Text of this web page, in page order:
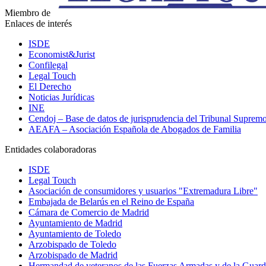
Miembro de
Enlaces de interés
ISDE
Economist&Jurist
Confilegal
Legal Touch
El Derecho
Noticias Jurídicas
INE
Cendoj – Base de datos de jurisprudencia del Tribunal
AEAFA – Asociación Española de Abogados de Familia
Entidades colaboradoras
ISDE
Legal Touch
Asociación de consumidores y usuarios "Extremadura Libre"
Embajada de Belarús en el Reino de España
Cámara de Comercio de Madrid
Ayuntamiento de Madrid
Ayuntamiento de Toledo
Arzobispado de Toledo
Arzobispado de Madrid